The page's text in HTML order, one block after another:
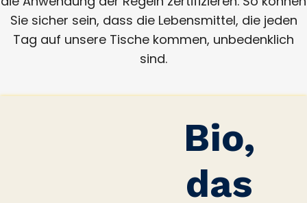
Sie sicher sein, dass die Lebensmittel, die jeden
Tag auf unsere Tische kommen, unbedenklich
sind.
Bio,
das